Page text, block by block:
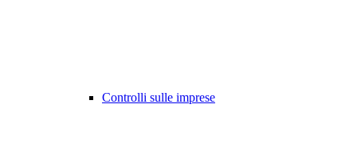
Controlli sulle imprese